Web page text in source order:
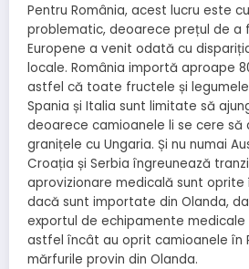
Pentru România, acest lucru este
problematic, deoarece prețul de a
Europene a venit odată cu
locale. România importă aproape
astfel că toate fructele și
Spania și Italia sunt limitate să
deoarece camioanele li se cere
granițele cu Ungaria. Și nu numai
Croația și Serbia îngreunează
aprovizionare medicală sunt oprite
dacă sunt importate din Olanda,
exportul de echipamente
astfel încât au oprit camioanele în
mărfurile provin din Olanda.